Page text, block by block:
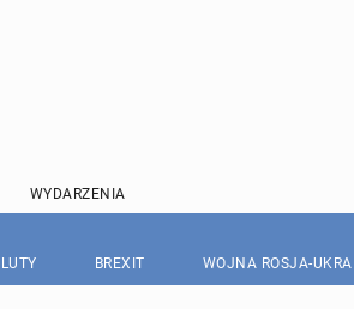
WYDARZENIA
BREXIT WOJNA ROSJA-